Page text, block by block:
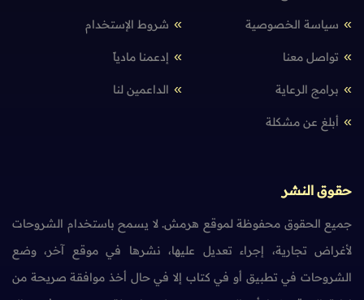
سياسة الخصوصية شروط الإستخدام
تواصل معنا إدعمنا مادياً
برامج الرعاية الداعمين لنا
أبلغ عن مشكلة
حقوق النشر
جميع الحقوق محفوظة لموقع هرمش. لا يسمح باستخدام الشروحات
لأغراض تجارية، إجراء تعديل عليها، نشرها في موقع آخر، وضع
الشروحات في تطبيق أو في كتاب إلا في حال أخذ موافقة صريحة من